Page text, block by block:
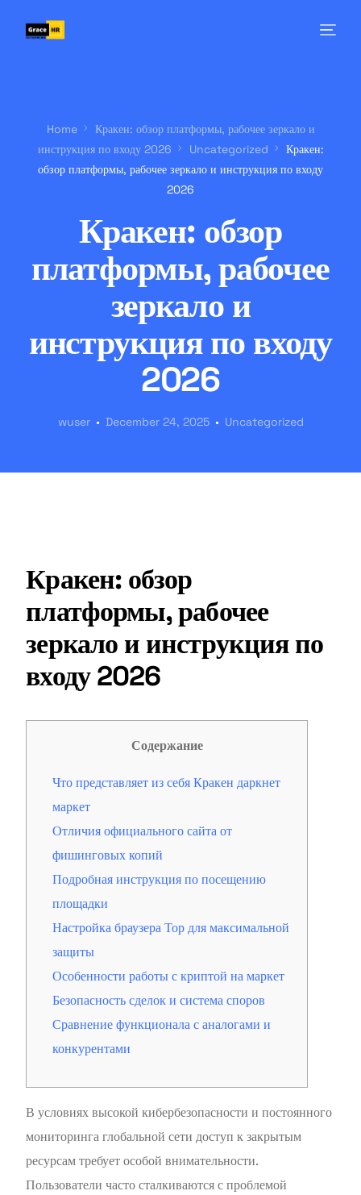
Home
Кракен: обзор платформы, рабочее зеркало и
инструкция по входу 2026
Uncategorized
Кракен:
обзор платформы, рабочее зеркало и инструкция по входу
2026
Кракен: обзор
платформы, рабочее
зеркало и
инструкция по входу
2026
wuser December 24, 2025 Uncategorized
Кракен: обзор
платформы, рабочее
зеркало и инструкция по
входу 2026
Содержание
Что представляет из себя Кракен даркнет
маркет
Отличия официального сайта от
фишинговых копий
Подробная инструкция по посещению
площадки
Настройка браузера Тор для максимальной
защиты
Особенности работы с криптой на маркет
Безопасность сделок и система споров
Сравнение функционала с аналогами и
конкурентами
В условиях высокой кибербезопасности и постоянного
мониторинга глобальной сети доступ к закрытым
ресурсам требует особой внимательности.
Пользователи часто сталкиваются с проблемой